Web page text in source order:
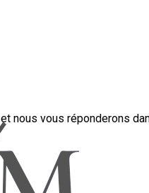
nous vous réponderons